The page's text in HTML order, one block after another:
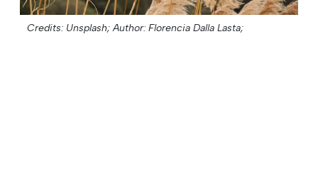
Credits: Unsplash; Author: Florencia Dalla Lasta;